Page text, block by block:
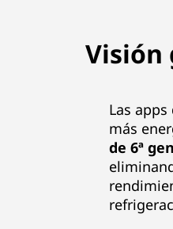
Visión
Las
más
de 6ª